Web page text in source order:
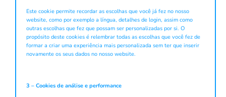
Este cookie permite recordar as escolhas que você já fez no nosso
website, como por exemplo a língua, detalhes de login, assim como
outras escolhas que fez que possam ser personalizadas por si. O
propósito deste cookies é relembrar todas as escolhas que você fez de
formar a criar uma experiência mais personalizada sem ter que inserir
novamente os seus dados no nosso website.
3 – Cookies de análise e performance